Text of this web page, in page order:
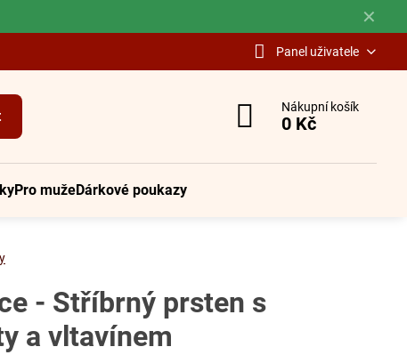
✕
Panel uživatele
Nákupní košík
0 Kč
Pro mužeDárkové poukazy
- Stříbrný prsten s
a vltavínem